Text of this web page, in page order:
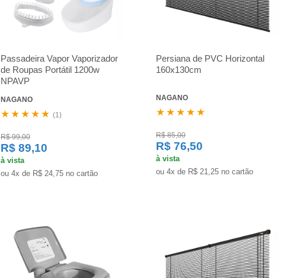
Passadeira Vapor Vaporizador
de Roupas Portátil 1200w
NPAVP
NAGANO
★★★★★ (1)
R$ 99,00
R$ 89,10
à vista
ou 4x de R$ 24,75 no cartão
Persiana de PVC Horizontal
160x130cm
NAGANO
★★★★★
R$ 85,00
R$ 76,50
à vista
ou 4x de R$ 21,25 no cartão